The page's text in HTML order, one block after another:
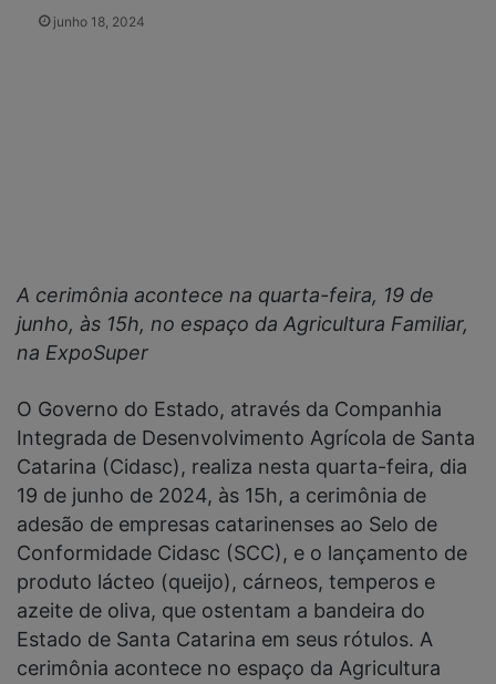
junho 18, 2024
A cerimônia acontece na quarta-feira, 19 de
junho, às 15h, no espaço da Agricultura Familiar,
na ExpoSuper
O Governo do Estado, através da Companhia
Integrada de Desenvolvimento Agrícola de Santa
Catarina (Cidasc), realiza nesta quarta-feira, dia
19 de junho de 2024, às 15h, a cerimônia de
adesão de empresas catarinenses ao Selo de
Conformidade Cidasc (SCC), e o lançamento de
produto lácteo (queijo), cárneos, temperos e
azeite de oliva, que ostentam a bandeira do
Estado de Santa Catarina em seus rótulos. A
cerimônia acontece no espaço da Agricultura